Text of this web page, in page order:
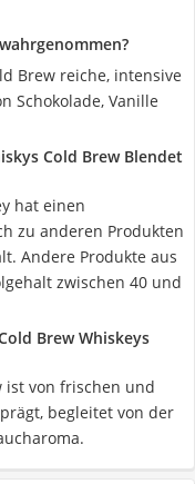
Brew reiche, intensive
Schokolade, Vanille
Cold Brew Blendet
hat einen
zu anderen Produkten
Andere Produkte aus
zwischen 40 und
Brew Whiskeys
ist von frischen und
begleitet von der